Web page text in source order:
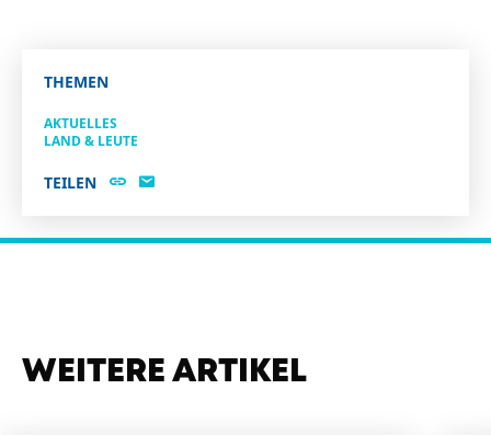
THEMEN
AKTUELLES
LAND & LEUTE
TEILEN
WEITERE ARTIKEL